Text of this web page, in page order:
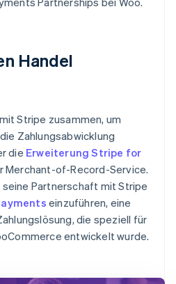
Handel
Stripe zusammen, um
Zahlungsabwicklung
die Erweiterung Stripe for
Merchant-of-Record-Service.
seine Partnerschaft mit Stripe
einzuführen, eine
die speziell für
entwickelt wurde.